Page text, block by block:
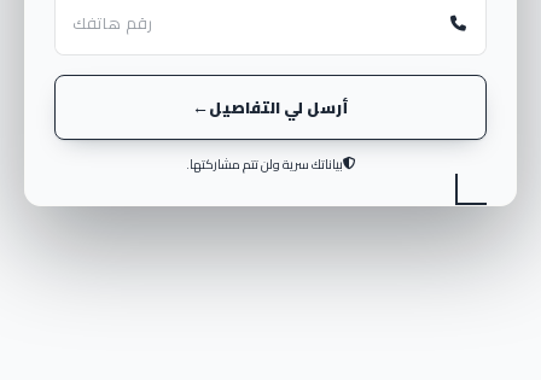
أرسل لي التفاصيل
بياناتك سرية ولن تتم مشاركتها.